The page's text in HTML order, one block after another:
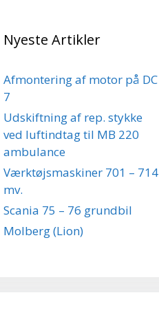
Nyeste Artikler
Afmontering af motor på DC
7
Udskiftning af rep. stykke
ved luftindtag til MB 220
ambulance
Værktøjsmaskiner 701 – 714
mv.
Scania 75 – 76 grundbil
Molberg (Lion)